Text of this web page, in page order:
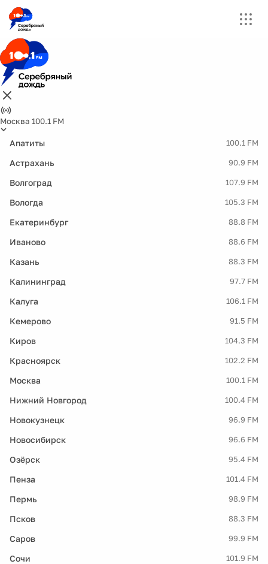
Москва 100.1 FM
Апатиты 100.1 FM
Астрахань 90.9 FM
Волгоград 107.9 FM
Вологда 105.3 FM
Екатеринбург 88.8 FM
Иваново 88.6 FM
Казань 88.3 FM
Калининград 97.7 FM
Калуга 106.1 FM
Кемерово 91.5 FM
Киров 104.3 FM
Красноярск 102.2 FM
Москва 100.1 FM
Нижний Новгород 100.4 FM
Новокузнецк 96.9 FM
Новосибирск 96.6 FM
Озёрск 95.4 FM
Пенза 101.4 FM
Пермь 98.9 FM
Псков 88.3 FM
Саров 99.9 FM
Сочи 101.9 FM